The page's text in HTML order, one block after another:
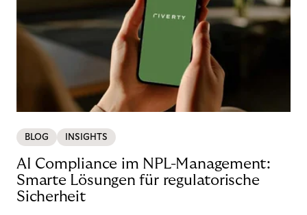
BLOG INSIGHTS
AI Compliance im NPL-Management:
Smarte Lösungen für regulatorische
Sicherheit